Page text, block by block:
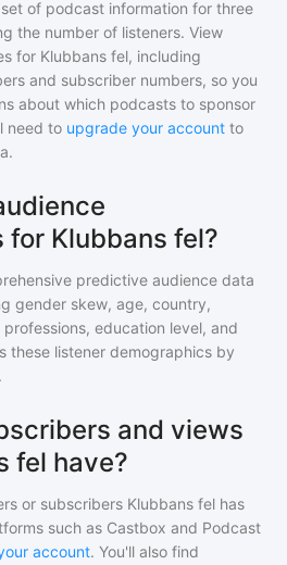
of podcast information for three
the number of listeners. View
for Klubbans fel, including
and subscriber numbers, so you
about which podcasts to sponsor
need to upgrade your account to
Klubbans fel?
predictive audience data
gender skew, age, country,
education level, and
these listener demographics by
.
and views
fel have?
or subscribers Klubbans fel has
such as Castbox and Podcast
account. You'll also find